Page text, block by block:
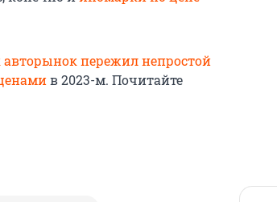
авторынок пережил непростой
в 2023-м. Почитайте